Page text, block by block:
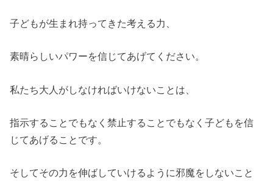
子どもが生まれ持ってきた考える力、
素晴らしいパワーを信じてあげてください。
私たち大人がしなければいけないことは、
指示することでもなく禁止することでもなく子どもを信
じてあげることです。
そしてその力を伸ばしていけるように邪魔をしないこと